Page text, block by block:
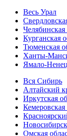
Весь Урал
Челябинская
Курганская
Тюменская
Ханты-
Ямало-
Вся Сибирь
Алтайский
Иркутская
Кемеровская
Омская